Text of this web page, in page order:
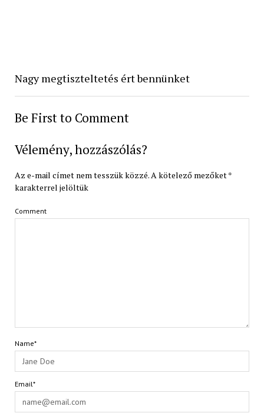
Nagy megtiszteltetés ért bennünket
Be First to Comment
Vélemény, hozzászólás?
Az e-mail címet nem tesszük közzé.A kötelező mezőket*
karakterrel jelöltük
Comment
Name*
Email*